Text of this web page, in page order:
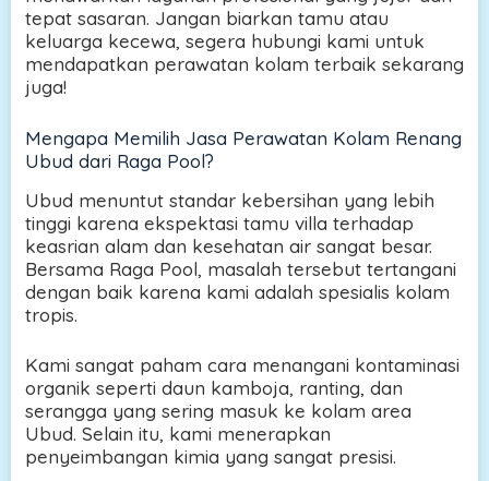
tepat sasaran. Jangan biarkan tamu atau
keluarga kecewa, segera hubungi kami untuk
mendapatkan perawatan kolam terbaik sekarang
juga!
Mengapa Memilih Jasa Perawatan Kolam Renang
Ubud dari Raga Pool?
Ubud menuntut standar kebersihan yang lebih
tinggi karena ekspektasi tamu villa terhadap
keasrian alam dan kesehatan air sangat besar.
Bersama Raga Pool, masalah tersebut tertangani
dengan baik karena kami adalah spesialis kolam
tropis.
Kami sangat paham cara menangani kontaminasi
organik seperti daun kamboja, ranting, dan
serangga yang sering masuk ke kolam area
Ubud. Selain itu, kami menerapkan
penyeimbangan kimia yang sangat presisi.